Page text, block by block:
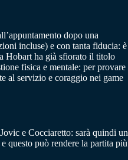
dopo una
incluse) e con tanta fiducia: è
Hobart ha già sfiorato il titolo
fisica e mentale: per provare
al servizio e coraggio nei game
e Cocciaretto: sarà quindi un
questo può rendere la partita più